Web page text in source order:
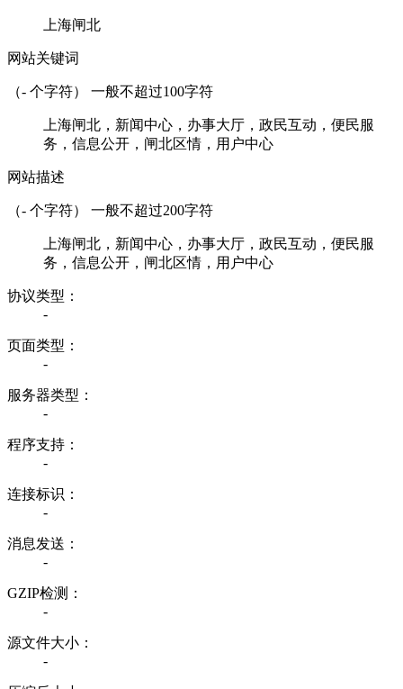
上海闸北
网站关键词
（- 个字符） 一般不超过100字符
上海闸北，新闻中心，办事大厅，政民互动，便民服
务，信息公开，闸北区情，用户中心
网站描述
（- 个字符） 一般不超过200字符
上海闸北，新闻中心，办事大厅，政民互动，便民服
务，信息公开，闸北区情，用户中心
协议类型：
-
页面类型：
-
服务器类型：
-
程序支持：
-
连接标识：
-
消息发送：
-
GZIP检测：
-
源文件大小：
-